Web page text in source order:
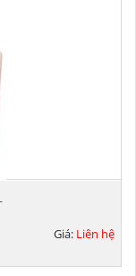
Giá: Liên hệ